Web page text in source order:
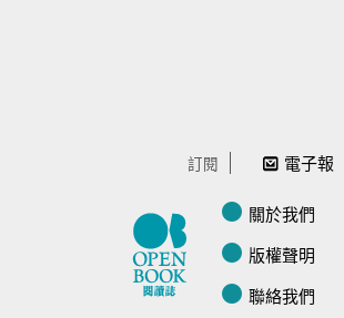
訂閱 電子報
關於我們
版權聲明
聯絡我們